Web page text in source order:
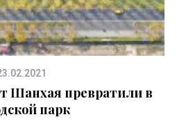
Шанхая превратили в
парк